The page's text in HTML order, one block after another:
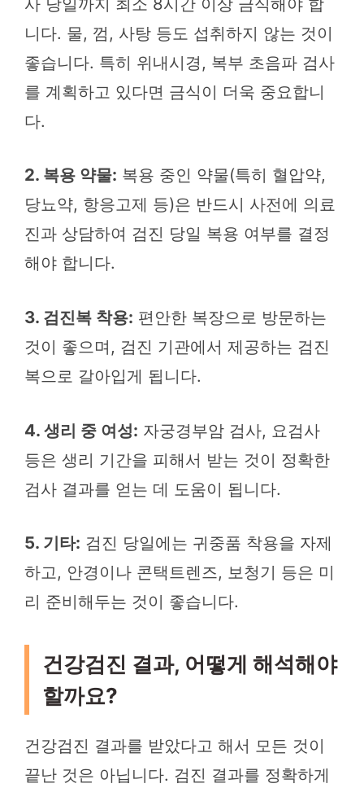
니다. 물, 껌, 사탕 등도 섭취하지 않는 것이
좋습니다. 특히 위내시경, 복부 초음파 검사
를 계획하고 있다면 금식이 더욱 중요합니
다.
2. 복용 약물: 복용 중인 약물(특히 혈압약,
당뇨약, 항응고제 등)은 반드시 사전에 의료
진과 상담하여 검진 당일 복용 여부를 결정
해야 합니다.
3. 검진복 착용: 편안한 복장으로 방문하는
것이 좋으며, 검진 기관에서 제공하는 검진
복으로 갈아입게 됩니다.
4. 생리 중 여성: 자궁경부암 검사, 요검사
등은 생리 기간을 피해서 받는 것이 정확한
검사 결과를 얻는 데 도움이 됩니다.
5. 기타: 검진 당일에는 귀중품 착용을 자제
하고, 안경이나 콘택트렌즈, 보청기 등은 미
리 준비해두는 것이 좋습니다.
건강검진 결과, 어떻게 해석해야
할까요?
건강검진 결과를 받았다고 해서 모든 것이
끝난 것은 아닙니다. 검진 결과를 정확하게